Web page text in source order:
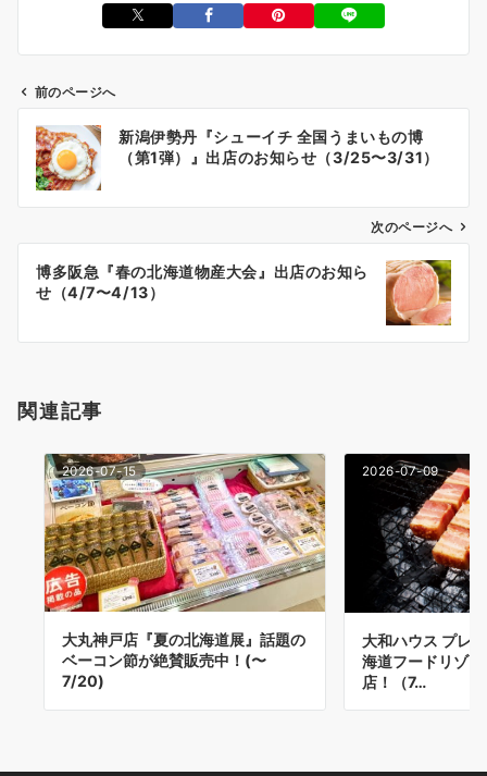
ン
前のページへ
新潟伊勢丹『シューイチ 全国うまいもの博
（第1弾）』出店のお知らせ（3/25〜3/31）
次のページへ
博多阪急『春の北海道物産大会』出店のお知ら
せ（4/7〜4/13）
関連記事
2026-07-15
大丸神戸店『夏の北海道展』話題の
ベーコン節が絶賛販売中！(〜
7/20)
2026-07-09
大和ハウス プレ
海道フードリゾ
店！（7…